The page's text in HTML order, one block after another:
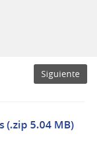
Siguiente
(.zip 5.04 MB)